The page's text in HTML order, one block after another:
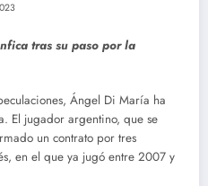
tras su paso por la
Ángel Di María ha
El jugador argentino, que se
un contrato por tres
en el que ya jugó entre 2007 y